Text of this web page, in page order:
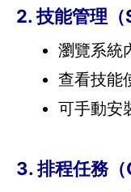
2. 技能管理（
瀏覽系統
查看技能
可手動安
3. 排程任務